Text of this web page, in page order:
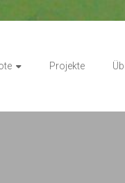
Projekte